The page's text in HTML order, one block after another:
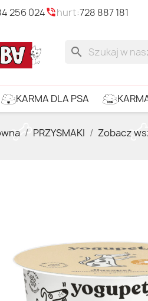
256 024phone_in_talkhurt:728 887 181
search
KARMA DLA PSA
PRZYSMAKI Zobacz